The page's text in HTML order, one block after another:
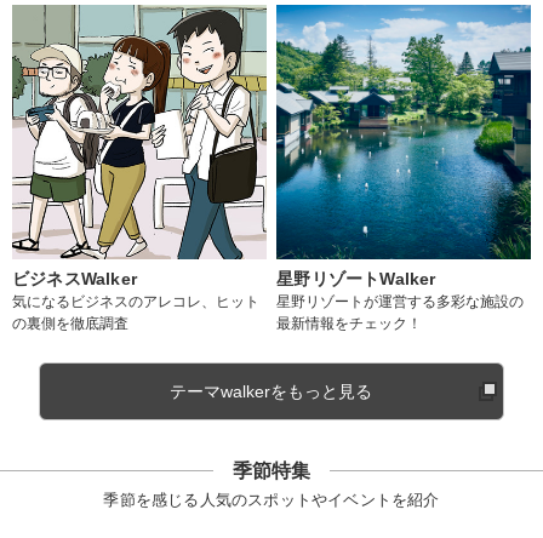
ビジネスWalker
気になるビジネスのアレコレ、ヒット
の裏側を徹底調査
星野リゾートWalker
星野リゾートが運営する多彩な施設の
最新情報をチェック！
テーマwalkerをもっと見る
季節特集
季節を感じる人気のスポットやイベントを紹介